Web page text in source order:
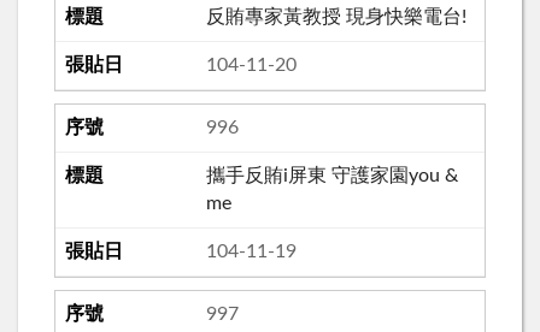
反賄專家黃教授 現身快樂電台!
104-11-20
996
攜手反賄i屏東 守護家園you &
me
104-11-19
997